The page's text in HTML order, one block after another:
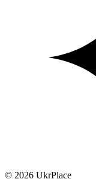
© 2026 UkrPlace